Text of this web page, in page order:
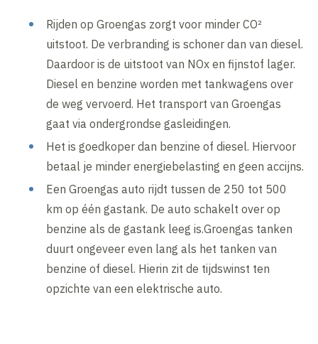
Rijden op Groengas zorgt voor minder CO²
uitstoot. De verbranding is schoner dan van diesel.
Daardoor is de uitstoot van NOx en fijnstof lager.
Diesel en benzine worden met tankwagens over
de weg vervoerd. Het transport van Groengas
gaat via ondergrondse gasleidingen.
Het is goedkoper dan benzine of diesel. Hiervoor
betaal je minder energiebelasting en geen accijns.
Een Groengas auto rijdt tussen de 250 tot 500
km op één gastank. De auto schakelt over op
benzine als de gastank leeg is.Groengas tanken
duurt ongeveer even lang als het tanken van
benzine of diesel. Hierin zit de tijdswinst ten
opzichte van een elektrische auto.